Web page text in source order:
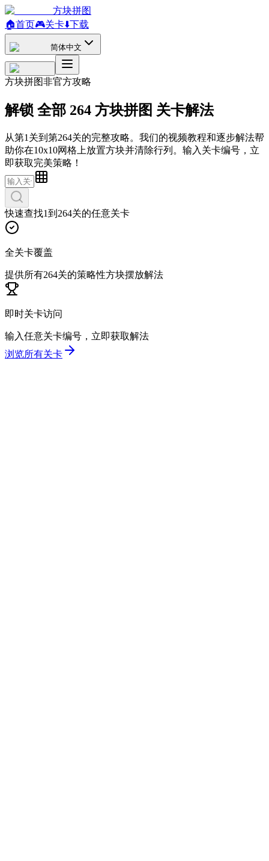
方块拼图
🏠首页🎮关卡⬇️下载
简体中文
方块拼图非官方攻略
解锁 全部 264 方块拼图 关卡解法
从第1关到第264关的完整攻略。我们的视频教程和逐步解法帮
助你在10x10网格上放置方块并清除行列。输入关卡编号，立
即获取完美策略！
快速查找1到264关的任意关卡
全关卡覆盖
提供所有264关的策略性方块摆放解法
即时关卡访问
输入任意关卡编号，立即获取解法
浏览所有关卡